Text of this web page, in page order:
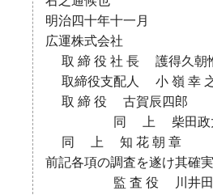
明治四十年十一月
広運株式会社
取 締 役 社 長 護得久朝
取締役支配人 小 嶺 幸
取 締 役 古賀辰四郎
同 上 柴田政
同 上 知 花 朝 章
前記各項の調査を遂け其確
監 査 役 川井田半